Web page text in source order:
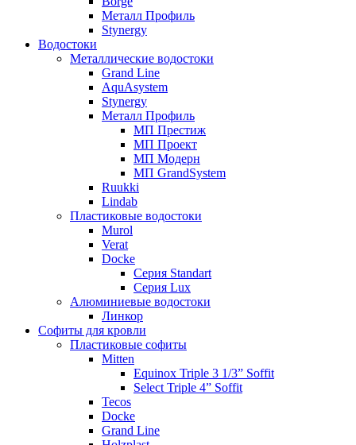
Металл Профиль
Stynergy
Водостоки
Металлические водостоки
Grand Line
AquAsystem
Stynergy
Металл Профиль
МП Престиж
МП Проект
МП Модерн
МП GrandSystem
Ruukki
Lindab
Пластиковые водостоки
Murol
Verat
Docke
Серия Standart
Серия Lux
Алюминиевые водостоки
Линкор
Софиты для кровли
Пластиковые софиты
Mitten
Equinox Triple 3 1/3” Soffit
Select Triple 4” Soffit
Tecos
Docke
Grand Line